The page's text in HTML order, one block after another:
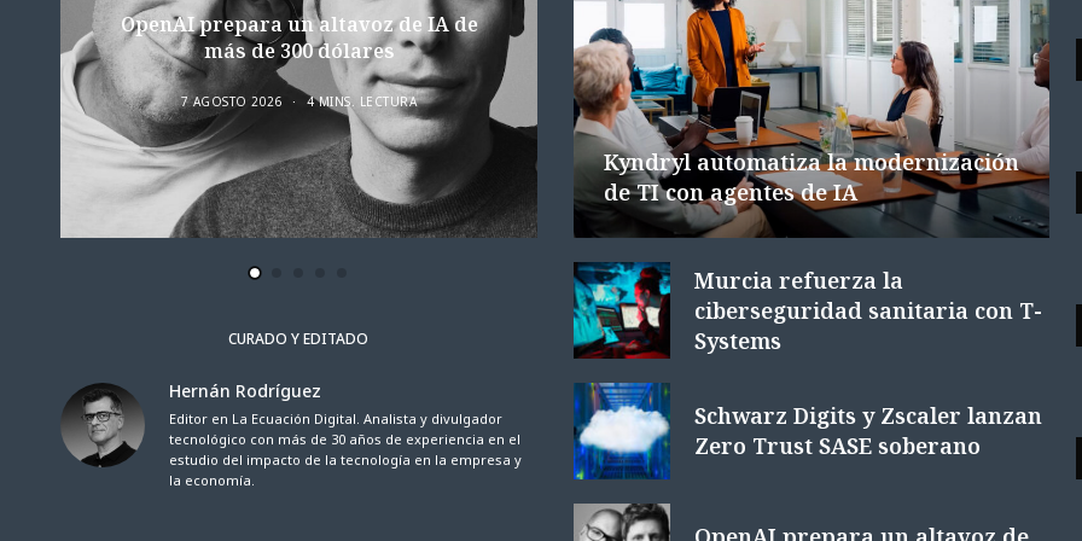
OpenAI prepara un altavoz de IA de
más de 300 dólares
7 AGOSTO 2026 4 MINS. LECTURA
Las tecnológicas europeas facturan
la integración de la IA
6 AGOSTO 2026 6 MINS. LECTURA
CURADO Y EDITADO
Hernán Rodríguez
Editor en La Ecuación Digital. Analista y divulgador
tecnológico con más de 30 años de experiencia en el
estudio del impacto de la tecnología en la empresa y
la economía.
Kyndryl automatiza la modernización
de TI con agentes de IA
Murcia refuerza la
ciberseguridad sanitaria con T-
Systems
Schwarz Digits y Zscaler lanzan
Zero Trust SASE soberano